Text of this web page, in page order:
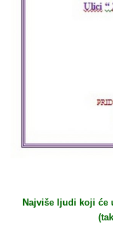
Najviše ljudi koji će